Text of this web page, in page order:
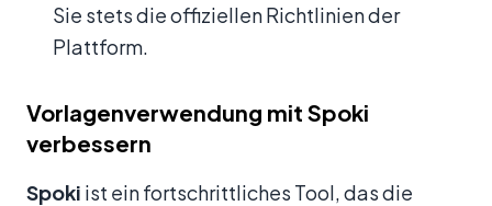
Sie stets die offiziellen Richtlinien der
Plattform.
Vorlagenverwendung mit Spoki
verbessern
Spoki ist ein fortschrittliches Tool, das die